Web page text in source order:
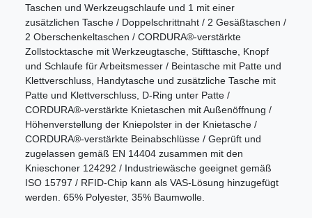
Taschen und Werkzeugschlaufe und 1 mit einer
zusätzlichen Tasche / Doppelschrittnaht / 2 Gesäßtaschen /
2 Oberschenkeltaschen / CORDURA®-verstärkte
Zollstocktasche mit Werkzeugtasche, Stifttasche, Knopf
und Schlaufe für Arbeitsmesser / Beintasche mit Patte und
Klettverschluss, Handytasche und zusätzliche Tasche mit
Patte und Klettverschluss, D-Ring unter Patte /
CORDURA®-verstärkte Knietaschen mit Außenöffnung /
Höhenverstellung der Kniepolster in der Knietasche /
CORDURA®-verstärkte Beinabschlüsse / Geprüft und
zugelassen gemäß EN 14404 zusammen mit den
Knieschoner 124292 / Industriewäsche geeignet gemäß
ISO 15797 / RFID-Chip kann als VAS-Lösung hinzugefügt
werden. 65% Polyester, 35% Baumwolle.